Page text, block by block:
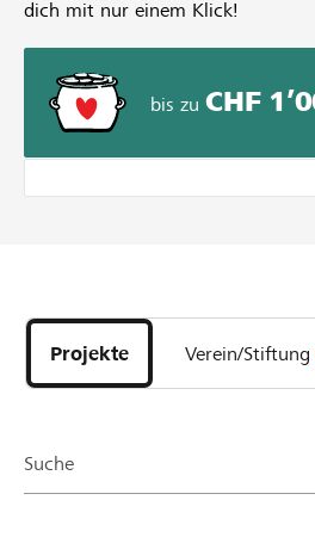
dich mit nur einem Klick!
bis zu CHF
Projekte
und
Organisationen
Projekte Verein/Stiftung
Suche